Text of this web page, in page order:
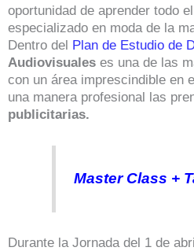
oportunidad de aprender todo
especializado en moda de la
Dentro del Plan de Estudio de
Audiovisuales es una de las
con un área imprescindible en
una manera profesional las
publicitarias.
Master Class +
Durante la Jornada del 1 de